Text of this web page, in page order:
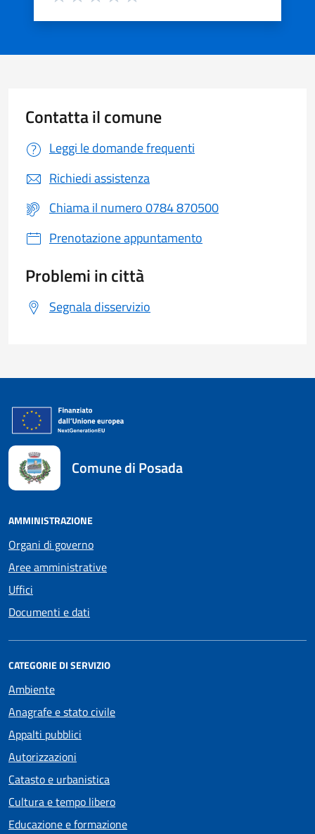
Contatta il comune
Leggi le domande frequenti
Richiedi assistenza
Chiama il numero 0784 870500
Prenotazione appuntamento
Problemi in città
Segnala disservizio
Comune di Posada
AMMINISTRAZIONE
Organi di governo
Aree amministrative
Uffici
Documenti e dati
CATEGORIE DI SERVIZIO
Ambiente
Anagrafe e stato civile
Appalti pubblici
Autorizzazioni
Catasto e urbanistica
Cultura e tempo libero
Educazione e formazione